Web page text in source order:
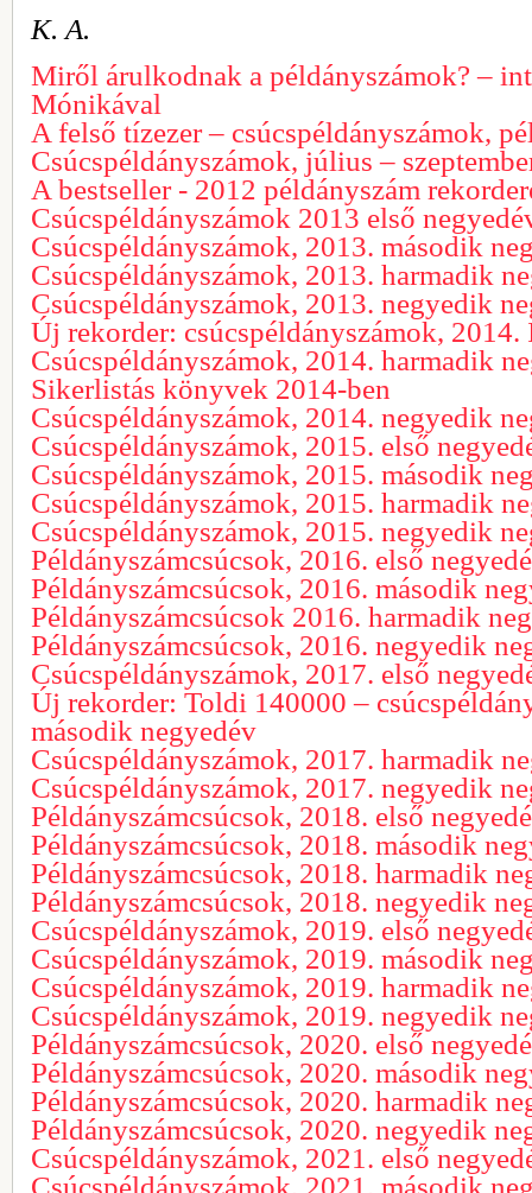
K. A.
Miről árulkodnak a példányszámok? –
Mónikával
A felső tízezer – csúcspéldányszámok,
Csúcspéldányszámok, július –
A bestseller - 2012 példányszám
Csúcspéldányszámok 2013 első
Csúcspéldányszámok, 2013. második
Csúcspéldányszámok, 2013. harmadik
Csúcspéldányszámok, 2013. negyedik
Új rekorder: csúcspéldányszámok, 2014.
Csúcspéldányszámok, 2014. harmadik
Sikerlistás könyvek 2014-ben
Csúcspéldányszámok, 2014. negyedik
Csúcspéldányszámok, 2015. első
Csúcspéldányszámok, 2015. második
Csúcspéldányszámok, 2015. harmadik
Csúcspéldányszámok, 2015. negyedik
Példányszámcsúcsok, 2016. első
Példányszámcsúcsok, 2016. második
Példányszámcsúcsok 2016. harmadik
Példányszámcsúcsok, 2016. negyedik
Csúcspéldányszámok, 2017. első
Új rekorder: Toldi 140000 –
második negyedév
Csúcspéldányszámok, 2017. harmadik
Csúcspéldányszámok, 2017. negyedik
Példányszámcsúcsok, 2018. első
Példányszámcsúcsok, 2018. második
Példányszámcsúcsok, 2018. harmadik
Példányszámcsúcsok, 2018. negyedik
Csúcspéldányszámok, 2019. első
Csúcspéldányszámok, 2019. második
Csúcspéldányszámok, 2019. harmadik
Csúcspéldányszámok, 2019. negyedik
Példányszámcsúcsok, 2020. első
Példányszámcsúcsok, 2020. második
Példányszámcsúcsok, 2020. harmadik
Példányszámcsúcsok, 2020. negyedik
Csúcspéldányszámok, 2021. első
Csúcspéldányszámok, 2021. második